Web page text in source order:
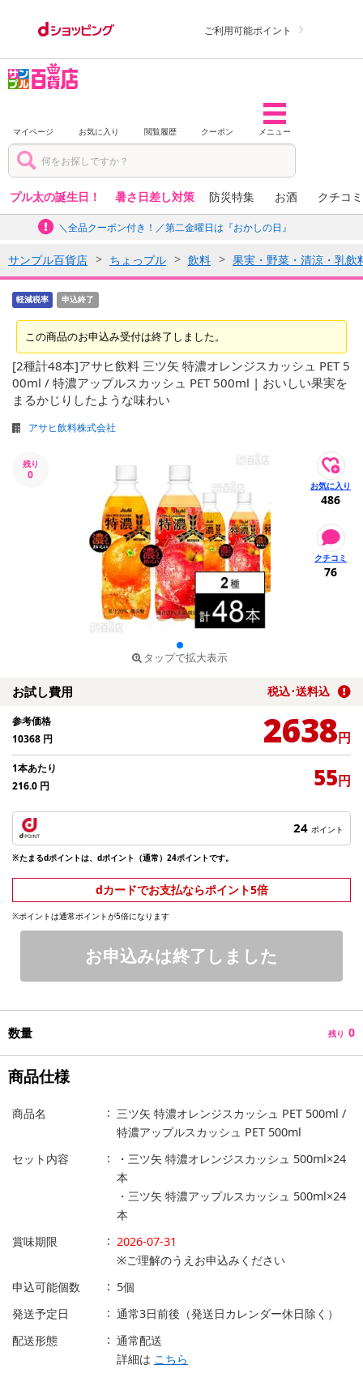
ご利用可能ポイント
マイページ お気に入り 閲覧履歴 クーポン メニュー
プル太の誕生日！ 暑さ日差し対策 防災特集 お酒 クチコ
＼全品クーポン付き！／第二金曜日は『おかしの日』
サンプル百貨店 ちょっプル 飲料 果実・野菜・清涼・乳飲
軽減税率 申込終了
この商品のお申込み受付は終了しました。
[2種計48本]アサヒ飲料 三ツ矢 特濃オレンジスカッシュ PET 5
00ml / 特濃アップルスカッシュ PET 500ml | おいしい果実を
まるかじりしたような味わい
アサヒ飲料株式会社
残り
0
タップで拡大表示
486
76
お試し費用 税込･送料込
参考価格
10368 円 2638円
1本あたり
216.0 円 55円
24 ポイント
※たまるdポイントは、dポイント（通常）24ポイントです。
dカードでお支払ならポイント5倍
※ポイントは通常ポイントが5倍になります
お申込みは終了しました
数量 残り 0
商品仕様
商品名
三ツ矢 特濃オレンジスカッシュ PET 500ml /
特濃アップルスカッシュ PET 500ml
セット内容
・三ツ矢 特濃オレンジスカッシュ 500ml×24
本
・三ツ矢 特濃アップルスカッシュ 500ml×24
本
賞味期限
2026-07-31
※ご理解のうえお申込みください
申込可能個数
5個
発送予定日
通常3日前後（発送日カレンダー休日除く）
配送形態
通常配送
詳細は こちら